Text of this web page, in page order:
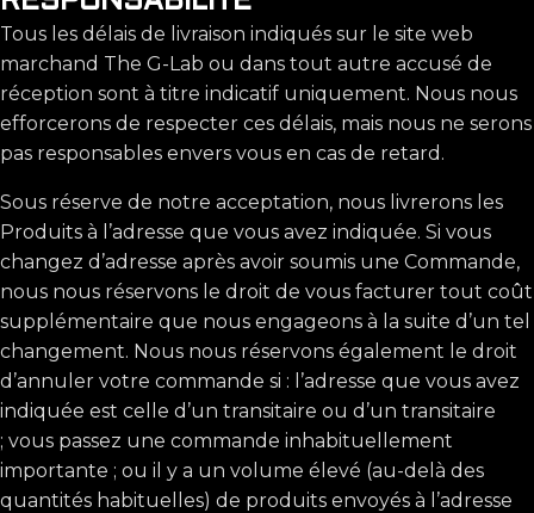
Tous les délais de livraison indiqués sur le site web
marchand The G-Lab ou dans tout autre accusé de
réception sont à titre indicatif uniquement. Nous nous
efforcerons de respecter ces délais, mais nous ne serons
pas responsables envers vous en cas de retard.
Sous réserve de notre acceptation, nous livrerons les
Produits à l’adresse que vous avez indiquée. Si vous
changez d’adresse après avoir soumis une Commande,
nous nous réservons le droit de vous facturer tout coût
supplémentaire que nous engageons à la suite d’un tel
changement. Nous nous réservons également le droit
d’annuler votre commande si : l’adresse que vous avez
indiquée est celle d’un transitaire ou d’un transitaire
; vous passez une commande inhabituellement
importante ; ou il y a un volume élevé (au-delà des
quantités habituelles) de produits envoyés à l’adresse